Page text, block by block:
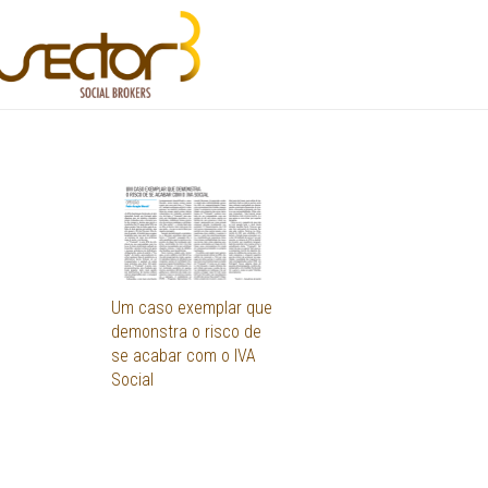
Um caso exemplar que
demonstra o risco de
se acabar com o IVA
Social